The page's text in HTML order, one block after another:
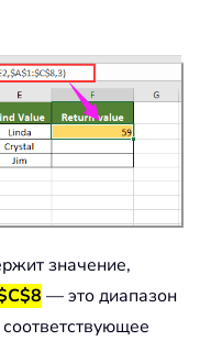
значение,
— это диапазон